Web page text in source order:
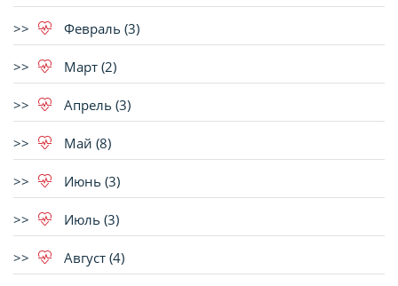
Февраль (3)
Март (2)
Апрель (3)
Май (8)
Июнь (3)
Июль (3)
Август (4)